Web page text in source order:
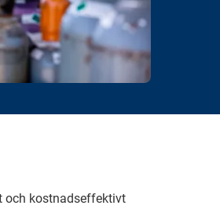
och kostnadseffektivt